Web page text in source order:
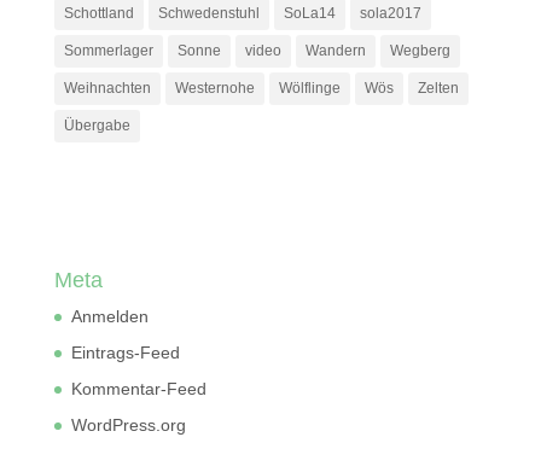
Schottland Schwedenstuhl SoLa14 sola2017
Sommerlager Sonne video Wandern Wegberg
Weihnachten Westernohe Wölflinge Wös Zelten
Übergabe
Meta
Anmelden
Eintrags-Feed
Kommentar-Feed
WordPress.org